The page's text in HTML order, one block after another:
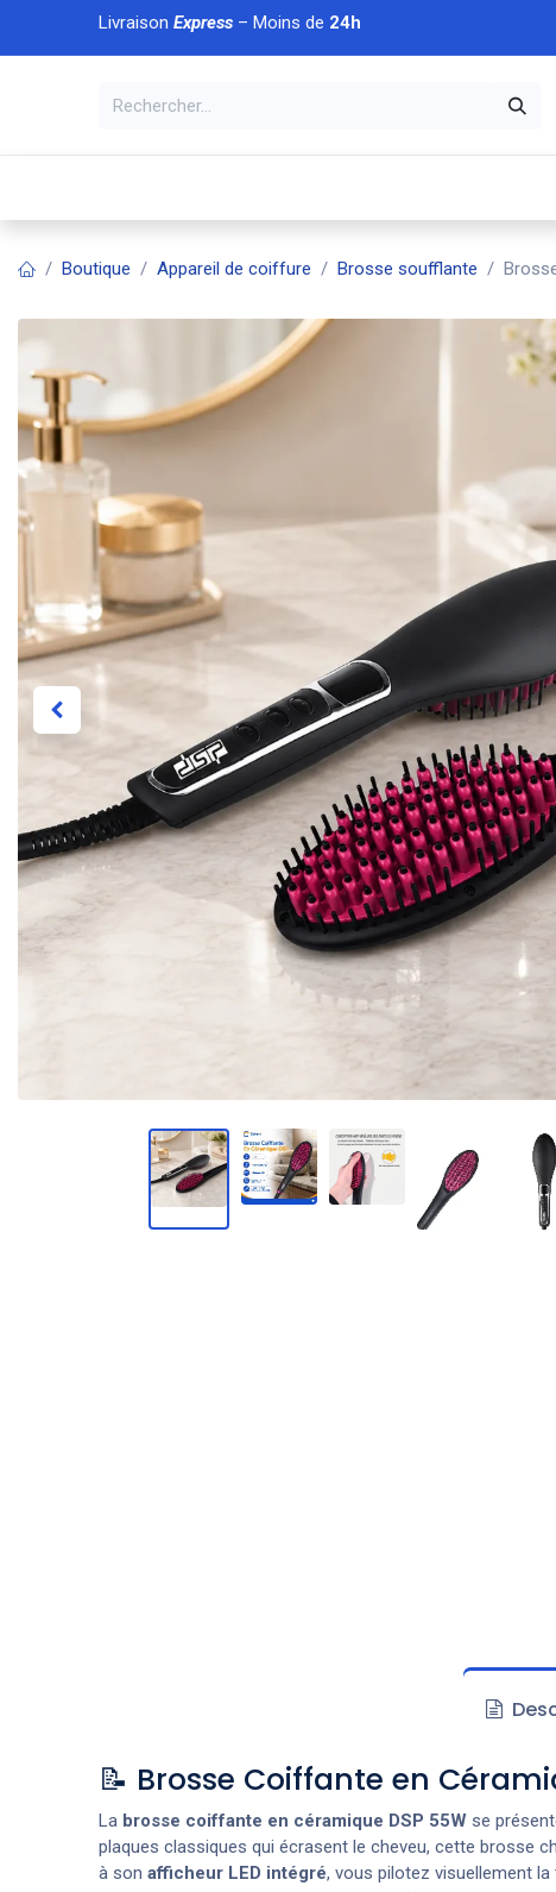
Se rendre au contenu
Livraison Express– Moins de 24h
À DÉCOUVRIR
Boutique Appareil de coiffure Brosse soufflante
📝 Brosse Coiffante en
La brosse coiffante en céramique DSP 55Wse
plaques classiques qui écrasent le cheveu, cette brosse
à son afficheur LED intégré, vous pilotez visuellement